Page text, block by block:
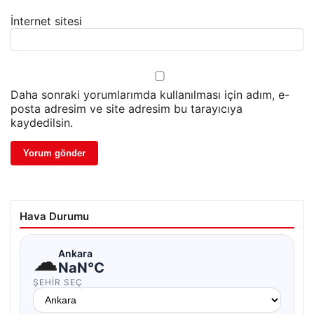
İnternet sitesi
Daha sonraki yorumlarımda kullanılması için adım, e-
posta adresim ve site adresim bu tarayıcıya
kaydedilsin.
Hava Durumu
☁Ankara
NaN°C
ŞEHIR SEÇ